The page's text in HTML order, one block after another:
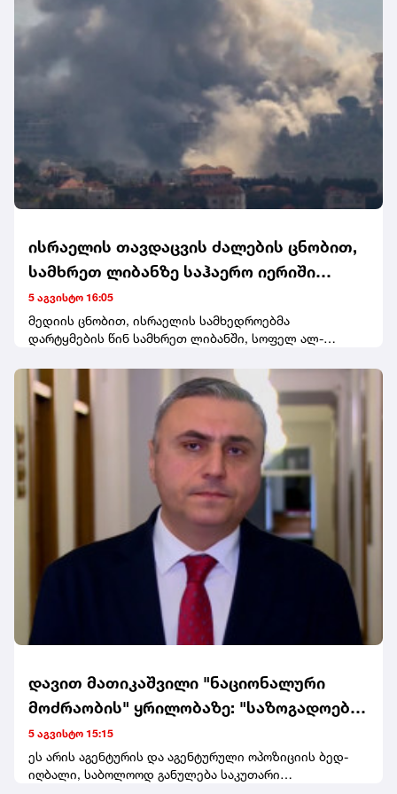
დასჯა და გააუქმოს ეს პრაქტიკა.
ისრაელის თავდაცვის ძალების ცნობით,
სამხრეთ ლიბანზე საჰაერო იერიში
მიიტანეს
5 აგვისტო 16:05
მედიის ცნობით, ისრაელის სამხედროებმა
დარტყმების წინ სამხრეთ ლიბანში, სოფელ ალ-
გაფრთხილება გაავრცელეს.
დავით მათიკაშვილი "ნაციონალური
მოძრაობის" ყრილობაზე: "საზოგადოებამ
ძალიან კარგად იცის, რომ ეს არის
ჩვეულებრივი ტაკიმასხარაობა,
პოზიორობა საკუთარი დავალების
5 აგვისტო 15:15
ეს არის აგენტურის და აგენტურული ოპოზიციის ბედ-
იღბალი, საბოლოოდ განულება საკუთარი